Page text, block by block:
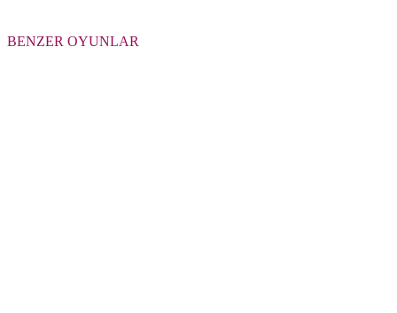
BENZER OYUNLAR